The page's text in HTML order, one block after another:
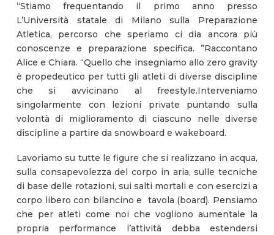
“Stiamo frequentando il primo anno presso
L’Università statale di Milano sulla Preparazione
Atletica, percorso che speriamo ci dia ancora più
conoscenze e preparazione specifica. ”Raccontano
Alice e Chiara. “Quello che insegniamo allo zero gravity
è propedeutico per tutti gli atleti di diverse discipline
che si avvicinano al freestyle.Interveniamo
singolarmente con lezioni private puntando sulla
volontà di miglioramento di ciascuno nelle diverse
discipline a partire da snowboard e wakeboard.
Lavoriamo su tutte le figure che si realizzano in acqua,
sulla consapevolezza del corpo in aria, sulle tecniche
di base delle rotazioni, sui salti mortali e con esercizi a
corpo libero con bilancino e tavola (board). Pensiamo
che per atleti come noi che vogliono aumentale la
propria performance l’attività debba estendersi